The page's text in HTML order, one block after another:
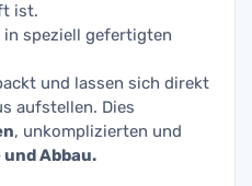
ist.
in speziell gefertigten
und lassen sich direkt
aufstellen. Dies
, unkomplizierten und
Abbau.